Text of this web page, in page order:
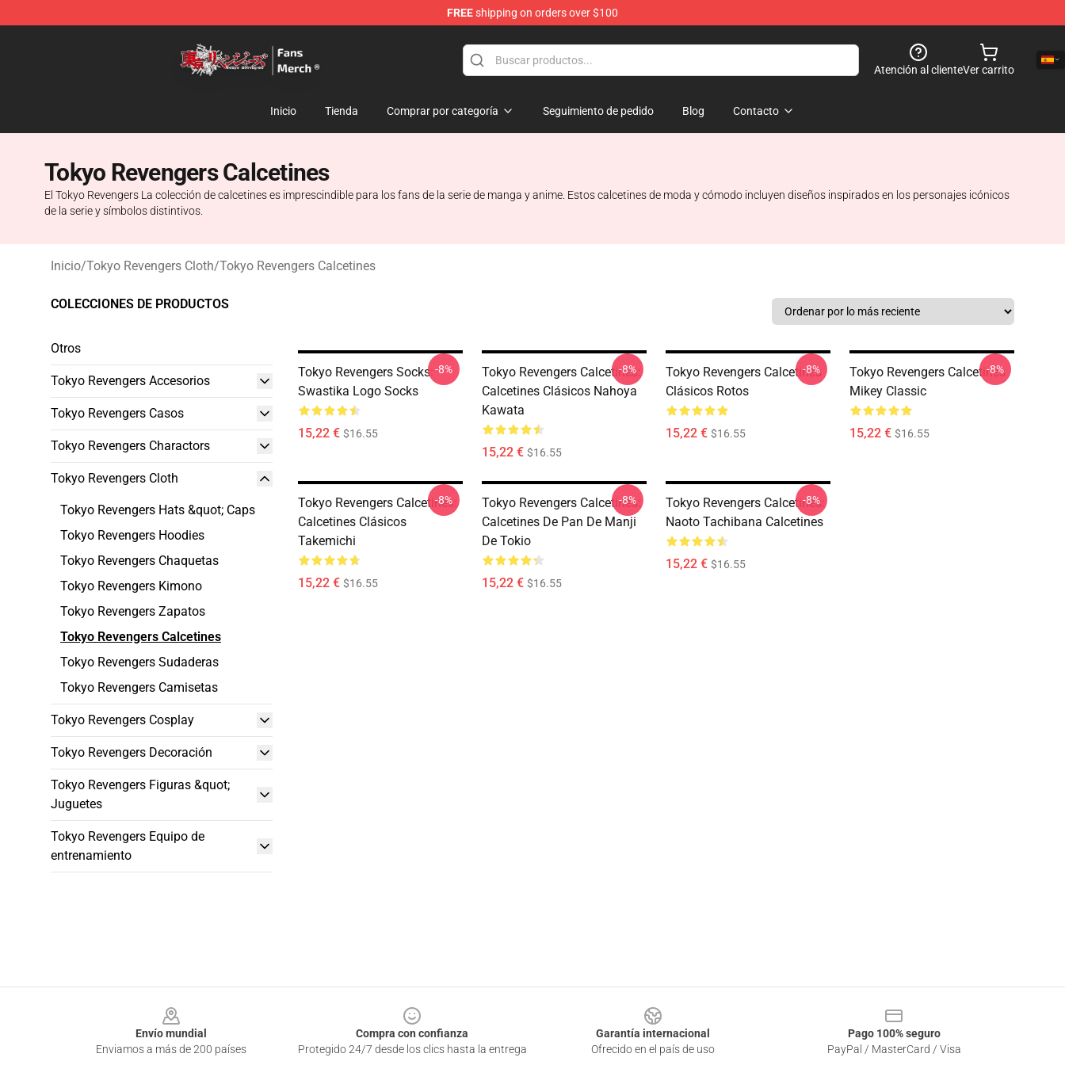
FREEshipping on orders over $100
Atención al clienteVer carrito
Inicio Tienda Comprar por categoría Seguimiento de pedido Blog Contacto
Tokyo Revengers Calcetines
El Tokyo Revengers La colección de calcetines es imprescindible para los fans de la serie de manga y anime. Estos calcetines de moda y cómodo incluyen diseños inspirados en los personajes icónicos
de la serie y símbolos distintivos.
Inicio/Tokyo Revengers Cloth/Tokyo Revengers Calcetines
COLECCIONES DE PRODUCTOS
Otros
Tokyo Revengers Accesorios
Tokyo Revengers Casos
Tokyo Revengers Charactors
Tokyo Revengers Cloth
Tokyo Revengers Hats &quot; Caps
Tokyo Revengers Hoodies
Tokyo Revengers Chaquetas
Tokyo Revengers Kimono
Tokyo Revengers Zapatos
Tokyo Revengers Calcetines
Tokyo Revengers Sudaderas
Tokyo Revengers Camisetas
Tokyo Revengers Cosplay
Tokyo Revengers Decoración
Tokyo Revengers Figuras &quot;
Juguetes
Tokyo Revengers Equipo de
entrenamiento
Tokyo Revengers Socks:
Swastika Logo Socks
15,22 € $16.55
-8%
Tokyo Revengers Calcetines:
Calcetines Clásicos Nahoya
Kawata
15,22 € $16.55
-8%
Tokyo Revengers Calcetines
Clásicos Rotos
15,22 € $16.55
-8%
Tokyo Revengers Calcetines
Mikey Classic
15,22 € $16.55
-8%
Tokyo Revengers Calcetines:
Calcetines Clásicos
Takemichi
15,22 € $16.55
-8%
Tokyo Revengers Calcetines:
Calcetines De Pan De Manji
De Tokio
15,22 € $16.55
-8%
Tokyo Revengers Calcetines:
Naoto Tachibana Calcetines
15,22 € $16.55
-8%
Envío mundial
Enviamos a más de 200 países
Compra con confianza
Protegido 24/7 desde los clics hasta la entrega
Garantía internacional
Ofrecido en el país de uso
Pago 100% seguro
PayPal / MasterCard / Visa